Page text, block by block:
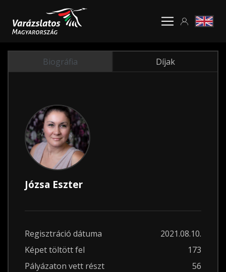
Biográfia Díjak
Józsa Eszter
Regisztráció dátuma
2021.08.10.
Képet töltött fel
173
Pályázaton vett részt
56